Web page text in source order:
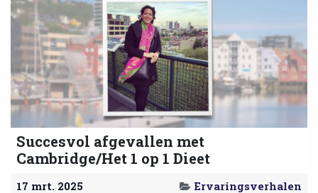
Succesvol afgevallen met
Cambridge/Het 1 op 1 Dieet
17 mrt. 2025 Ervaringsverhalen